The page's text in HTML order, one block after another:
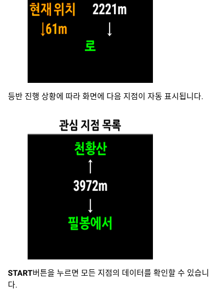
등반 진행 상황에 따라 화면에 다음 지점이 자동 표시됩니다.
START버튼을 누르면 모든 지점의 데이터를 확인할 수 있습니
다.